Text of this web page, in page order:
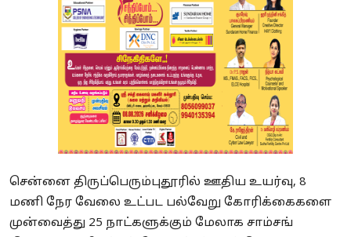
சென்னை திருப்பெரும்புதூரில் ஊதிய உயர்வு, 8
மணி நேர வேலை உட்பட பல்வேறு கோரிக்கைகளை
முன்வைத்து 25 நாட்களுக்கும் மேலாக சாம்சங்